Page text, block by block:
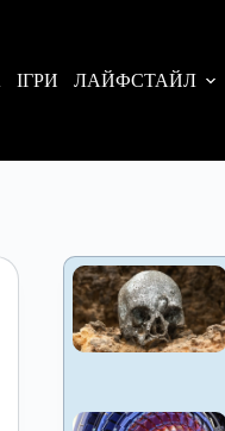
ІГРИ ЛАЙФСТАЙЛ